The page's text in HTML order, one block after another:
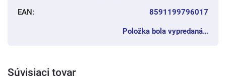
EAN: 8591199796017
Položka bola vypredaná…
Súvisiaci tovar